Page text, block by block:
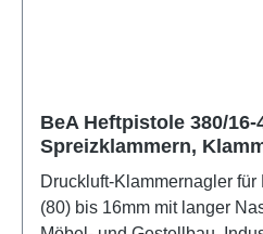
BeA Heftpistole 380/16-
Spreizklammern,
Druckluftgerät
Druckluft-Klammernagler
(80) bis 16mm mit langer Nase, für